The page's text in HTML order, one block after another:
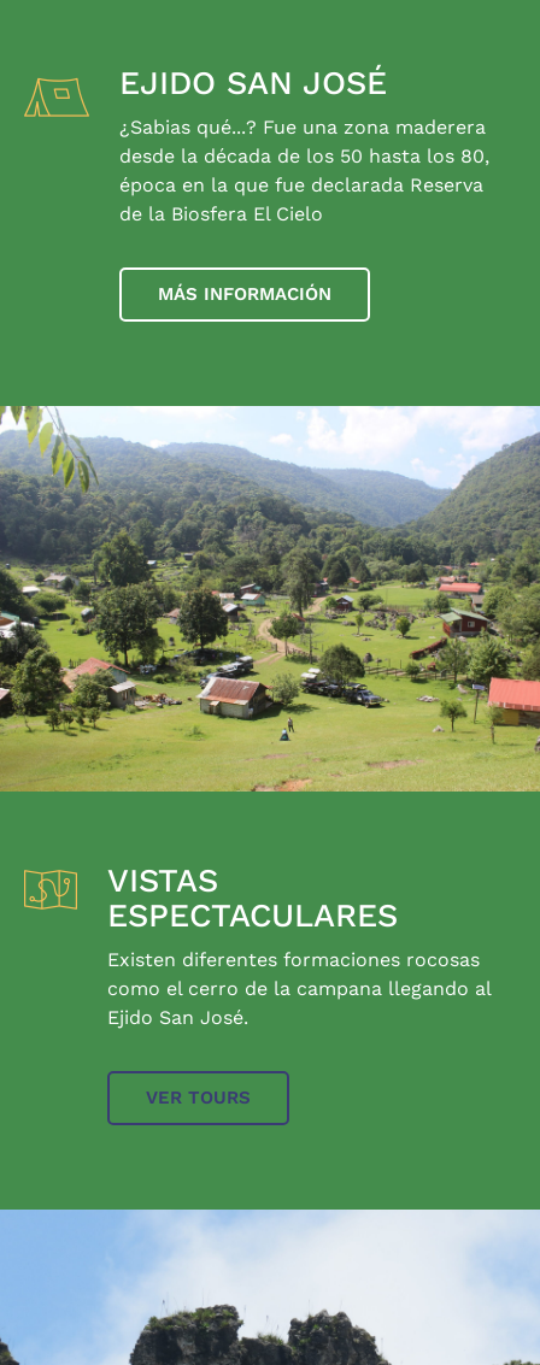
EJIDO SAN JOSÉ
¿Sabias qué...? Fue una zona maderera
desde la década de los 50 hasta los 80,
época en la que fue declarada Reserva
de la Biosfera El Cielo
MÁS INFORMACIÓN
VISTAS
ESPECTACULARES
Existen diferentes formaciones rocosas
como el cerro de la campana llegando al
Ejido San José.
VER TOURS